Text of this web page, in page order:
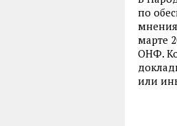
по
марте
ОНФ.
или